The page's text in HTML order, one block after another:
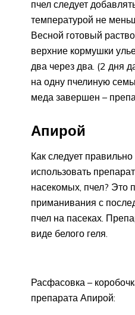
пчел следует
температурой не
Весной готовый
верхние кормушки
два через два. (2 дня
на одну пчелиную
меда завершен –
Апирой
Как следует
использовать
насекомых, пчел? Это
приманивания с
пчел на пасеках.
виде белого геля.
Расфасовка –
препарата Апирой: